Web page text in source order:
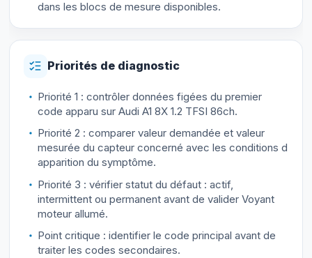
dans les blocs de mesure disponibles.
Priorités de diagnostic
Priorité 1 : contrôler données figées du premier
code apparu sur Audi A1 8X 1.2 TFSI 86ch.
Priorité 2 : comparer valeur demandée et valeur
mesurée du capteur concerné avec les conditions d
apparition du symptôme.
Priorité 3 : vérifier statut du défaut : actif,
intermittent ou permanent avant de valider Voyant
moteur allumé.
Point critique : identifier le code principal avant de
traiter les codes secondaires.